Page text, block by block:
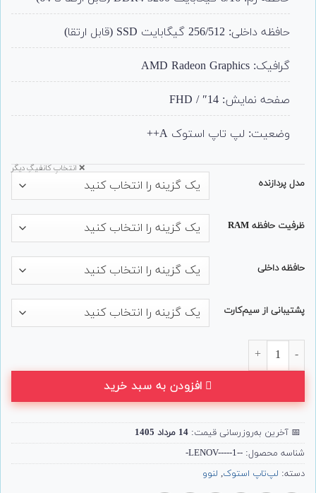
حافظه داخلی: 256/512 گیگابایت SSD (قابل ارتقا)
گرافیک: AMD Radeon Graphics
صفحه نمایش: 14″ / FHD
وضعیت: لپ تاپ استوک A++
مدل پردازنده
ظرفیت حافظه RAM
حافظه داخلی
پشتیبانی از سیم‌کارت
❌ انتخابِ کانفیگِ دیگر
افزودن به سبد خرید
📅 آخرین به‌روزرسانی قیمت: 14 مرداد 1405
شناسه محصول: --LENOV-----1-
دسته: لپ‌تاپ استوک, لنوو